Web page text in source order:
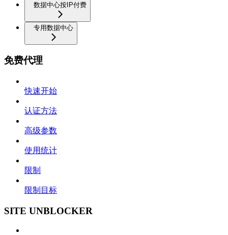
数据中心按IP付费
专用数据中心
免费代理
快速开始
认证方法
高级参数
使用统计
限制
限制目标
SITE UNBLOCKER